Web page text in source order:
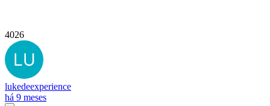
4026
lukedeexperience
há 9 meses